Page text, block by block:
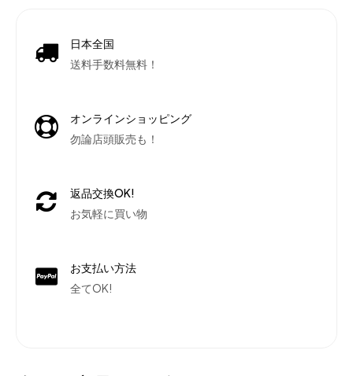
日本全国
送料手数料無料！
オンラインショッピング
勿論店頭販売も！
返品交換OK!
お気軽に買い物
お支払い方法
全てOK!